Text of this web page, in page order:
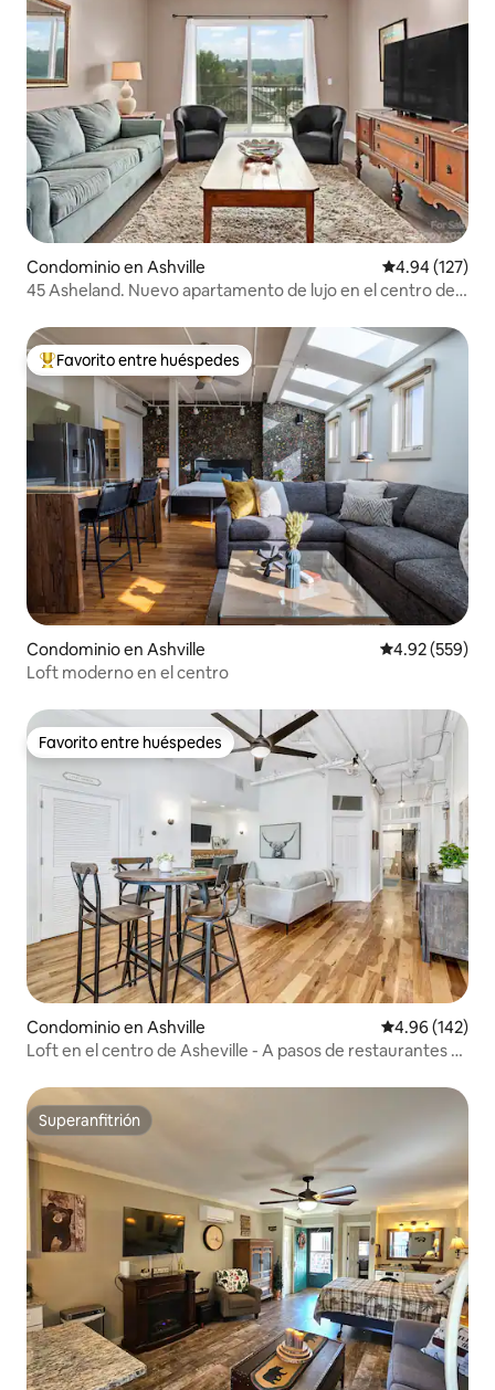
Condominio en Ashville Calificación
4.94 (127)
45 Asheland. Nuevo apartamento de lujo en el centro de
De los mejores en Favorito entre huéspedes
Favorito entre huéspedes
Condominio en Ashville Calificación
4.92 (559)
Loft moderno en el centro
Favorito entre huéspedes
Favorito entre huéspedes
Condominio en Ashville Calificación
4.96 (142)
Loft en el centro de Asheville - A pasos de restaurantes y
Superanfitrión
Superanfitrión